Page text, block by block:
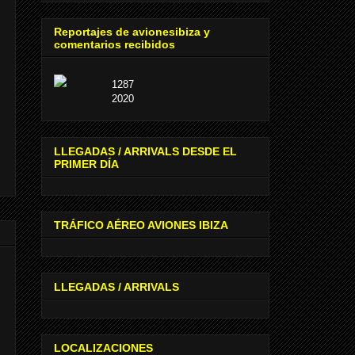
Reportajes de avionesibiza y
comentarios recibidos
1287
2020
LLEGADAS / ARRIVALS DESDE EL
PRIMER DÍA
TRÁFICO AÉREO AVIONES IBIZA
LLEGADAS / ARRIVALS
LOCALIZACIONES